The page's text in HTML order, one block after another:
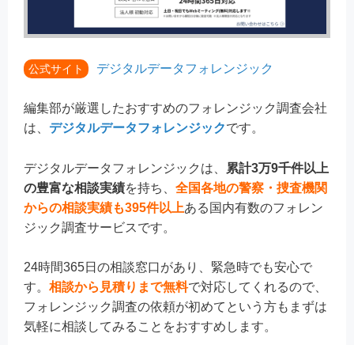
公式サイト デジタルデータフォレンジック
編集部が厳選したおすすめのフォレンジック調査会社
は、 デジタルデータフォレンジックです。
デジタルデータフォレンジックは、
累計3万9千件以上
の豊富な相談実績を持ち、 全国各地の警察・捜査機関
からの相談実績も395件以上ある国内有数のフォレン
ジック調査サービスです。
24時間365日の相談窓口があり、緊急時でも安心で
す。 相談から見積りまで無料で対応してくれるので、
フォレンジック調査の依頼が初めてという方もまずは
気軽に相談してみることをおすすめします。